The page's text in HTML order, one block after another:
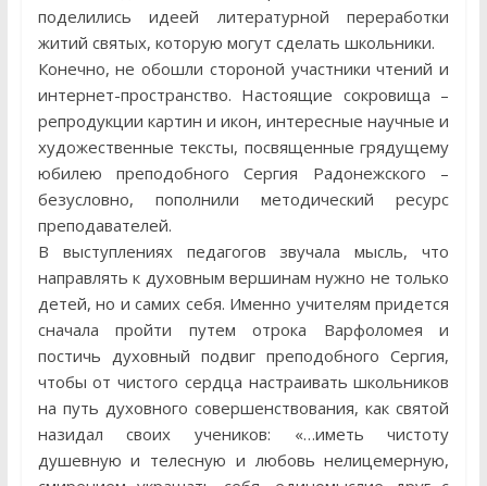
поделились идеей литературной переработки
житий святых, которую могут сделать школьники.
Конечно, не обошли стороной участники чтений и
интернет-пространство. Настоящие сокровища –
репродукции картин и икон, интересные научные и
художественные тексты, посвященные грядущему
юбилею преподобного Сергия Радонежского –
безусловно, пополнили методический ресурс
преподавателей.
В выступлениях педагогов звучала мысль, что
направлять к духовным вершинам нужно не только
детей, но и самих себя. Именно учителям придется
сначала пройти путем отрока Варфоломея и
постичь духовный подвиг преподобного Сергия,
чтобы от чистого сердца настраивать школьников
на путь духовного совершенствования, как святой
назидал своих учеников: «…иметь чистоту
душевную и телесную и любовь нелицемерную,